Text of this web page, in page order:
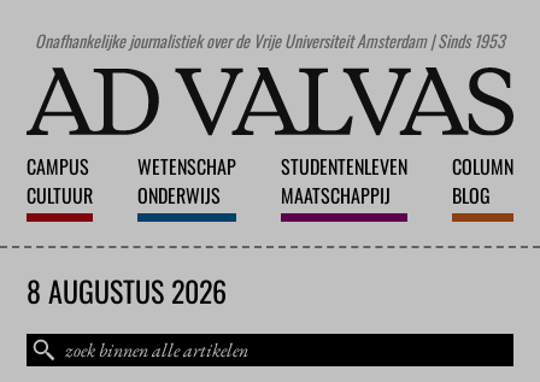
Onafhankelijke journalistiek over de Vrije Universiteit Amsterdam | Sinds 1953
CAMPUS
CULTUUR
WETENSCHAP
ONDERWIJS
STUDENTENLEVEN
MAATSCHAPPIJ
COLUMN
BLOG
8 AUGUSTUS 2026